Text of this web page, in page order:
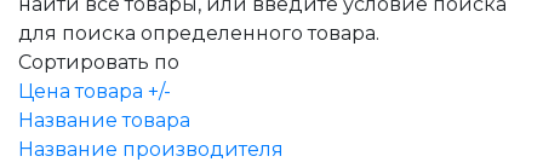
для поиска определенного товара.
Сортировать по
Цена товара +/-
Название товара
Название производителя